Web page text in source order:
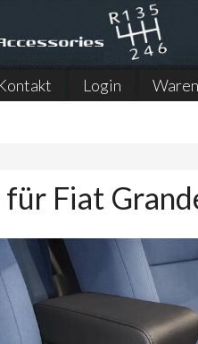
Login
Fiat